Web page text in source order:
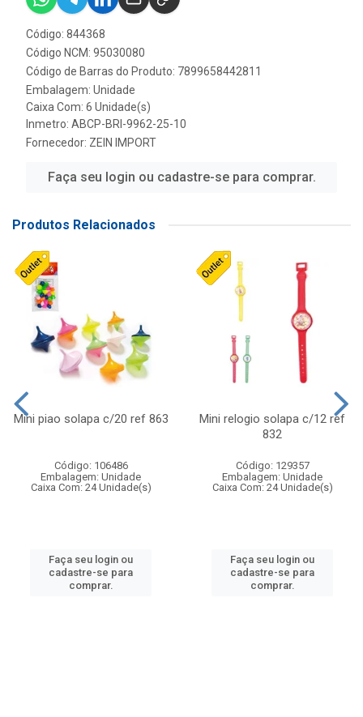
Código: 844368
Código NCM: 95030080
Código de Barras do Produto: 7899658442811
Embalagem: Unidade
Caixa Com: 6 Unidade(s)
Inmetro: ABCP-BRI-9962-25-10
Fornecedor: ZEIN IMPORT
Faça seu login ou cadastre-se para comprar.
Produtos Relacionados
Mini piao solapa c/20 ref 863
Código: 106486
Embalagem: Unidade
Caixa Com: 24 Unidade(s)
Faça seu login ou
cadastre-se para
comprar.
Mini relogio solapa c/12 ref
832
Código: 129357
Embalagem: Unidade
Caixa Com: 24 Unidade(s)
Faça seu login ou
cadastre-se para
comprar.